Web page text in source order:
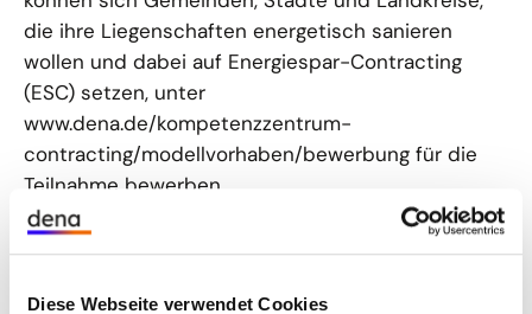
Diese Webseite verwendet Cookies
die ihre Liegenschaften energetisch sanieren
wollen und dabei auf Energiespar-Contracting
(ESC) setzen, unter
www.dena.de/kompetenzzentrum-
contracting/modellvorhaben/bewerbung für die
Teilnahme bewerben.
Gesucht werden bundesweit kommunale
Stadthallen, Sportstätten oder Krankenhäuser,